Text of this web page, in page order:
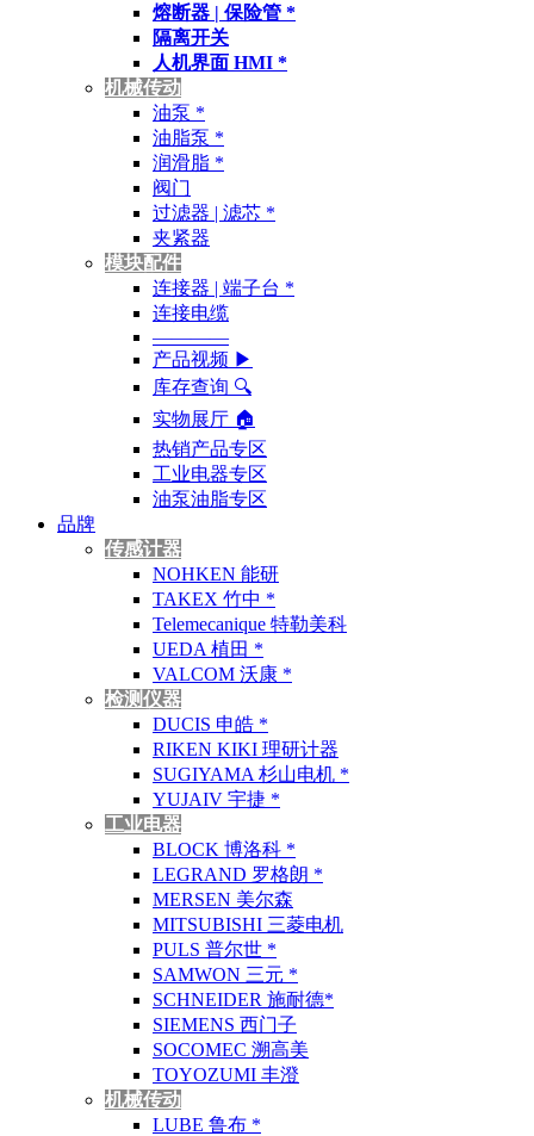
熔断器 | 保险管 *
隔离开关
人机界面 HMI *
机械传动
油泵 *
油脂泵 *
润滑脂 *
阀门
过滤器 | 滤芯 *
夹紧器
模块配件
连接器 | 端子台 *
连接电缆
————
产品视频 ▶
库存查询 🔍︎
实物展厅 🏠︎
热销产品专区
工业电器专区
油泵油脂专区
品牌
传感计器
NOHKEN 能研
TAKEX 竹中 *
Telemecanique 特勒美科
UEDA 植田 *
VALCOM 沃康 *
检测仪器
DUCIS 申皓 *
RIKEN KIKI 理研计器
SUGIYAMA 杉山电机 *
YUJAIV 宇捷 *
工业电器
BLOCK 博洛科 *
LEGRAND 罗格朗 *
MERSEN 美尔森
MITSUBISHI 三菱电机
PULS 普尔世 *
SAMWON 三元 *
SCHNEIDER 施耐德*
SIEMENS 西门子
SOCOMEC 溯高美
TOYOZUMI 丰澄
机械传动
LUBE 鲁布 *